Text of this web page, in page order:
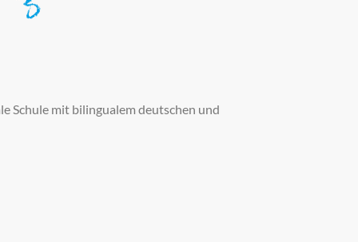
Schule mit bilingualem deutschen und